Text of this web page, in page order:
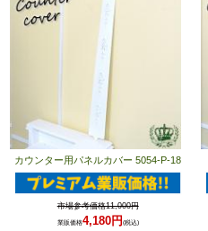
カウンター用パネルカバー 5054-P-18
市場参考価格11,000円
業販価格4,180円 (税込)